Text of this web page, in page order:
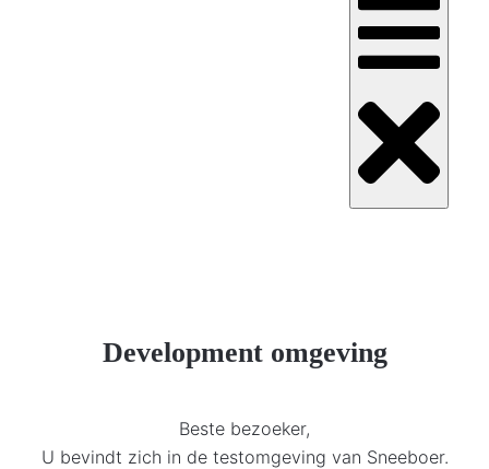
Development omgeving
Beste bezoeker,
U bevindt zich in de testomgeving van Sneeboer.